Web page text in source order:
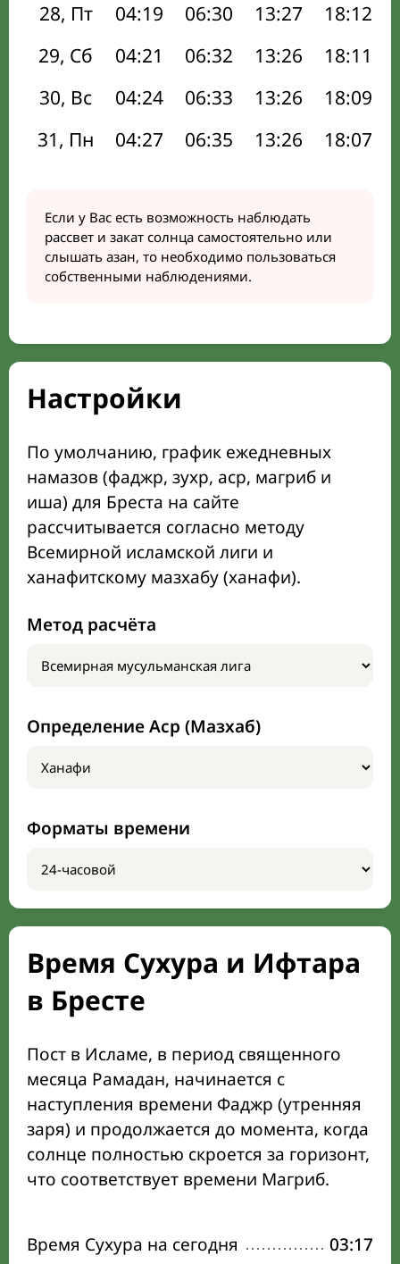
28, Пт
04:19 06:30 13:27 18:12
29, Сб
04:21 06:32 13:26 18:11
30, Вс
04:24 06:33 13:26 18:09
31, Пн
04:27 06:35 13:26 18:07
Если у Вас есть возможность наблюдать
рассвет и закат солнца самостоятельно или
слышать азан, то необходимо пользоваться
собственными наблюдениями.
Настройки
По умолчанию, график ежедневных
намазов (фаджр, зухр, аср, магриб и
иша) для Бреста на сайте
рассчитывается согласно методу
Всемирной исламской лиги и
ханафитскому мазхабу (ханафи).
Метод расчёта
Определение Аср (Мазхаб)
Форматы времени
Время Сухура и Ифтара
в Бресте
Пост в Исламе, в период священного
месяца Рамадан, начинается с
наступления времени Фаджр (утренняя
заря) и продолжается до момента, когда
солнце полностью скроется за горизонт,
что соответствует времени Магриб.
Время Сухура на сегодня 03:17